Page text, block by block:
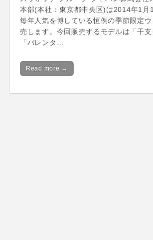
本部(本社：東京都中央区)は2014年1月
毎年人気を博している恒例の季節限定
売します。今回販売するモデルは「干支
「バレンタ…
Read more →